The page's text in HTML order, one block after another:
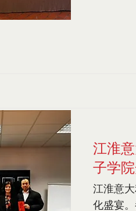
江淮
子学
江淮意
化盛宴